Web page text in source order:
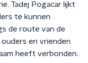
Tadej Pogacar lijkt
te kunnen
de route van de
en vrienden
heeft verbonden.